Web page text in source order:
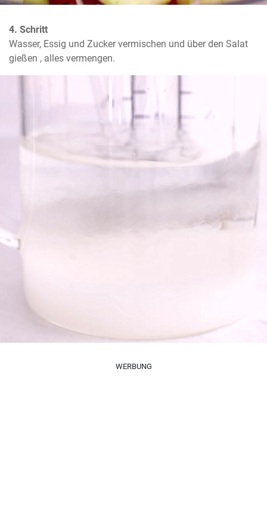
4. Schritt
Wasser, Essig und Zucker vermischen und über den Salat
gießen , alles vermengen.
WERBUNG